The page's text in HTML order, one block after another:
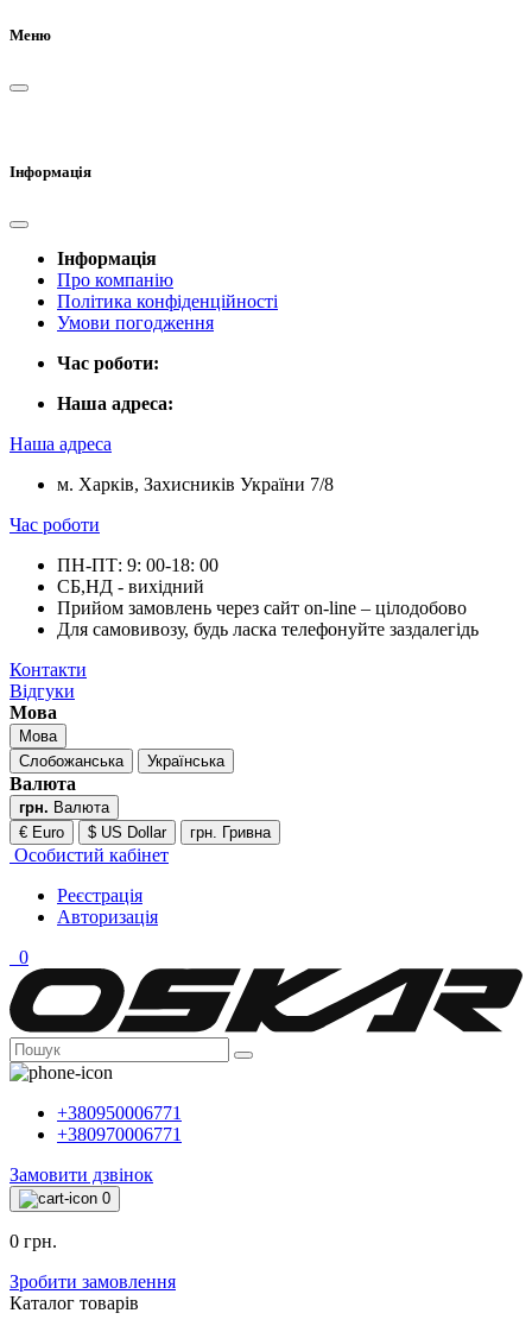
Меню
Інформація
Інформація
Про компанію
Політика конфіденційності
Умови погодження
Час роботи:
Наша адреса:
Наша адреса
м. Харків, Захисників України 7/8
Час роботи
ПН-ПТ: 9: 00-18: 00
СБ,НД - вихідний
Прийом замовлень через сайт on-line – цілодобово
Для самовивозу, будь ласка телефонуйте заздалегідь
Контакти
Відгуки
Мова
Мова
Слобожанська
Українська
Валюта
грн. Валюта
€ Euro
$ US Dollar грн. Гривна
Особистий кабінет
Реєстрація
Авторизація
0
+380950006771
+380970006771
Замовити дзвінок
0
0 грн.
Зробити замовлення
Каталог товарiв